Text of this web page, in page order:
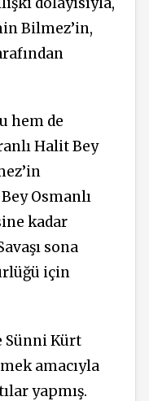
Bilmez’in,
hem de
Halit Bey
Osmanlı
kadar
sona
için
Sünni Kürt
amacıyla
yapmış.